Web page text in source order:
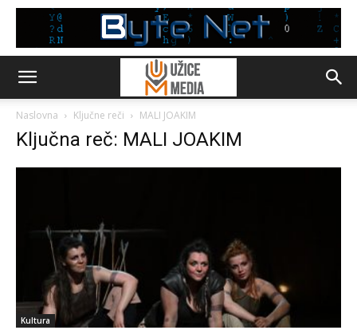
Naslovna Ključne reči MALI JOAKIM
Ključna reč: MALI JOAKIM
Kultura